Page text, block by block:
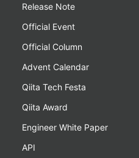
Release Note
Official Event
Official Column
Advent Calendar
Qiita Tech Festa
Qiita Award
Engineer White Paper
API